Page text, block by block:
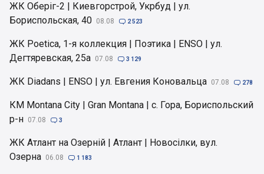
ЖК Оберіг-2 | Киевгорстрой, Укрбуд | ул.
Бориспольская, 40 08.08  2 523
ЖК Poetica, 1-я коллекция | Поэтика | ENSO | ул.
Дегтяревская, 25а 07.08  3 129
ЖК Diadans | ENSO | ул. Евгения Коновальца 07.08  278
КМ Montana City | Gran Montana | с. Гора, Бориспольский
р-н 07.08  3
ЖК Атлант на Озерній | Атлант | Новосілки, вул.
Озерна 06.08  1 183